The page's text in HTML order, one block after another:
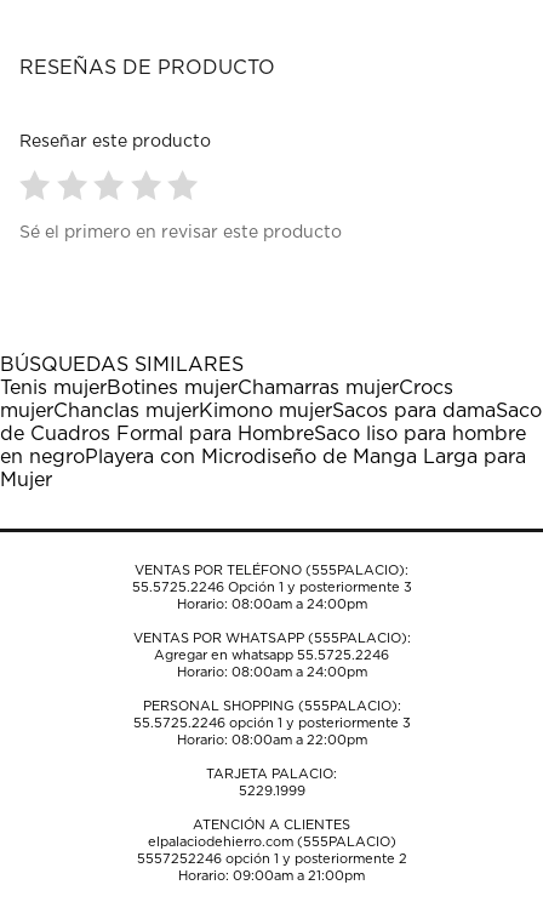
RESEÑAS DE PRODUCTO
Reseñar este producto
para
1
estrella
Esta
acción
abrirá
el
formulario
envío.
para
estrellas.
Esta
acción
abrirá
el
envío.
para
estrellas.
Esta
acción
abrirá
el
envío.
para
estrellas.
Esta
acción
abrirá
el
envío.
para
estrellas.
Esta
acción
abrirá
el
envío.
Sé el primero en revisar este producto
BÚSQUEDAS SIMILARES
Tenis mujerBotines mujerChamarras mujerCrocs
mujerChanclas mujerKimono mujerSacos para damaSaco
de Cuadros Formal para HombreSaco liso para hombre
en negroPlayera con Microdiseño de Manga Larga para
Mujer
VENTAS POR TELÉFONO (555PALACIO):
55.5725.2246Opción 1 y posteriormente 3
Horario: 08:00am a 24:00pm
VENTAS POR WHATSAPP (555PALACIO):
Agregar en whatsapp 55.5725.2246
Horario: 08:00am a 24:00pm
PERSONAL SHOPPING (555PALACIO):
55.5725.2246opción 1 y posteriormente 3
Horario: 08:00am a 22:00pm
TARJETA PALACIO:
5229.1999
ATENCIÓN A CLIENTES
elpalaciodehierro.com (555PALACIO)
5557252246opción 1 y posteriormente 2
Horario: 09:00am a 21:00pm